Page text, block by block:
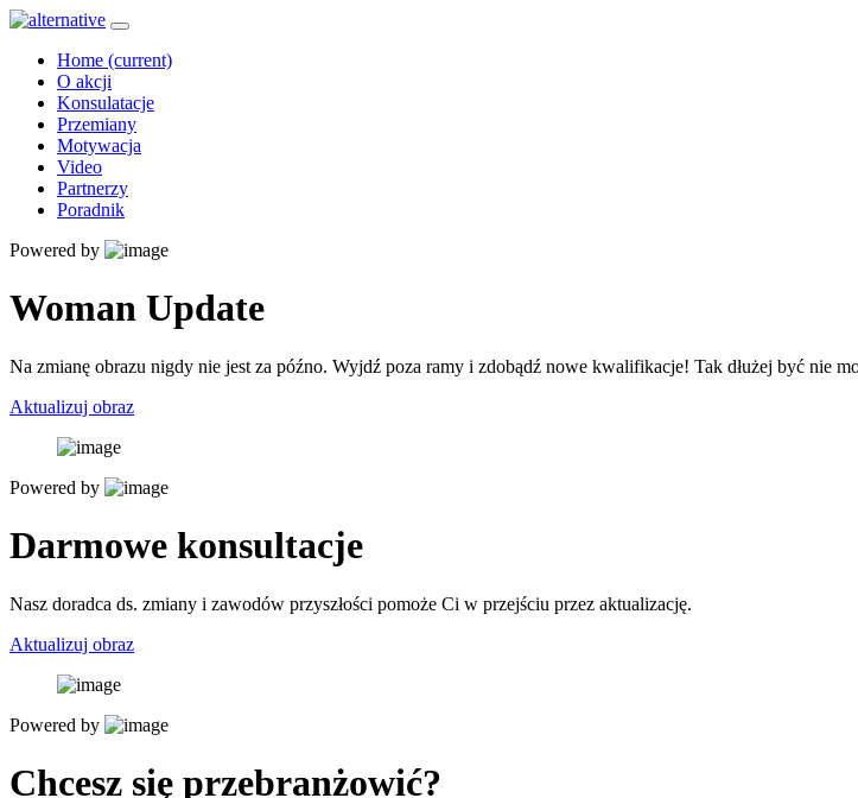
Home (current)
O akcji
Konsulatacje
Przemiany
Motywacja
Video
Partnerzy
Poradnik
Powered by
Woman Update
Na zmianę obrazu nigdy nie jest za późno. Wyjdź poza ramy i zdobądź nowe kwalifikacje! Tak dłużej być nie
Aktualizuj obraz
Powered by
Darmowe konsultacje
Nasz doradca ds. zmiany i zawodów przyszłości pomoże Ci w przejściu przez aktualizację.
Aktualizuj obraz
Powered by
Chcesz się przebranżowić?